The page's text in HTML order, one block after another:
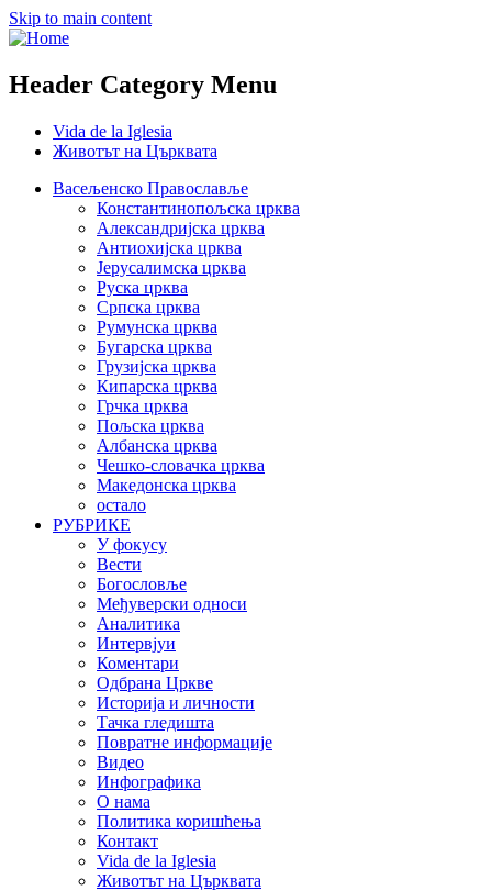
Skip to main content
Header Category Menu
Vida de la Iglesia
Животът на Църквата
Васељенско Православље
Константинопољска црква
Александријска црква
Антиохијска црква
Јерусалимска црква
Руска црква
Српска црква
Румунска црква
Бугарска црква
Грузијска црква
Кипарска црква
Грчка црква
Пољска црква
Албанска црква
Чешко-словачка црква
Македонска црква
остало
РУБРИКЕ
У фокусу
Вести
Богословље
Међуверски односи
Аналитика
Интервјуи
Коментари
Одбрана Цркве
Историја и личности
Тачка гледишта
Повратне информације
Видео
Инфографика
О нама
Политика коришћења
Контакт
Vida de la Iglesia
Животът на Църквата